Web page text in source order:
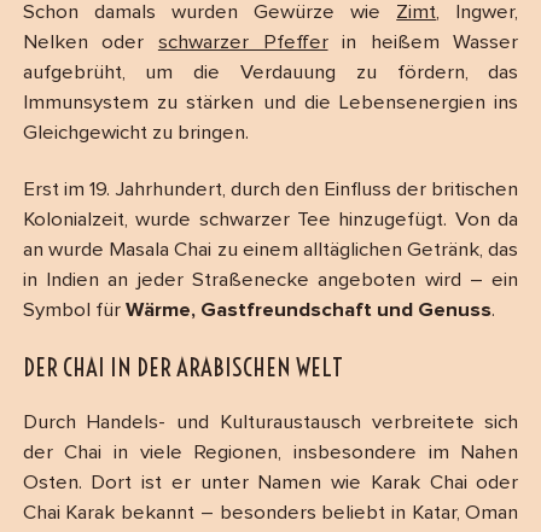
Schon damals wurden Gewürze wie Zimt, Ingwer,
Nelken oder schwarzer Pfefferin heißem Wasser
aufgebrüht, um die Verdauung zu fördern, das
Immunsystem zu stärken und die Lebensenergien ins
Gleichgewicht zu bringen.
Erst im 19. Jahrhundert, durch den Einfluss der britischen
Kolonialzeit, wurde schwarzer Tee hinzugefügt. Von da
an wurde Masala Chai zu einem alltäglichen Getränk, das
in Indien an jeder Straßenecke angeboten wird – ein
Symbol für Wärme, Gastfreundschaft und Genuss.
DER CHAI IN DER ARABISCHEN WELT
Durch Handels- und Kulturaustausch verbreitete sich
der Chai in viele Regionen, insbesondere im Nahen
Osten. Dort ist er unter Namen wie Karak Chai oder
Chai Karak bekannt – besonders beliebt in Katar, Oman